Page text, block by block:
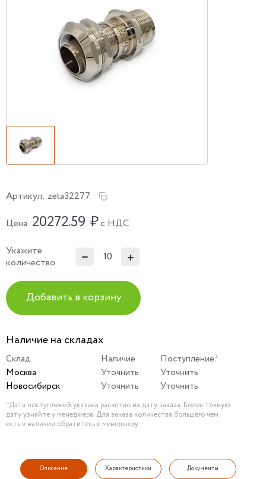
Артикул: zeta32277
Цена 20272.59 ₽с НДС
Укажите
количество
Добавить в корзину
Наличие на складах
Склад Наличие
Поступление*
Москва
Уточнить
Уточнить
Новосибирск
Уточнить Уточнить
*Дата поступлений указана расчетно на дату заказа. Более точную
дату узнайте у менеджера. Для заказа количества большего чем
есть в наличии обратитесь к менеджеру.
Описание Характеристики Документы